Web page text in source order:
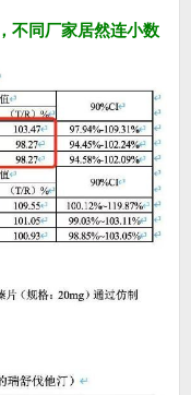
不同厂家居然连小数